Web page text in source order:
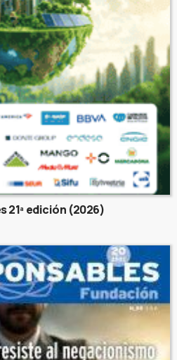
21ª edición (2026)